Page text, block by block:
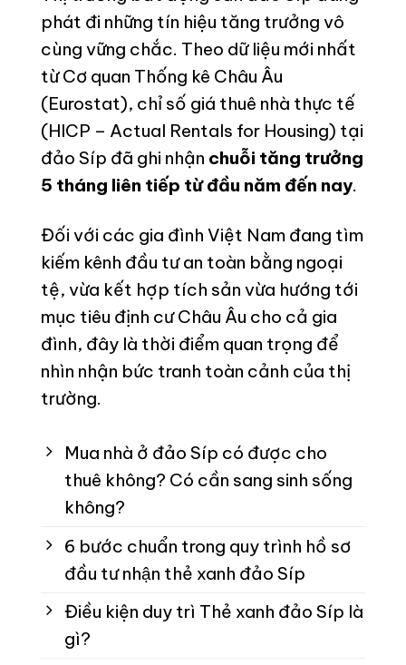
phát đi những tín hiệu tăng trưởng vô
cùng vững chắc. Theo dữ liệu mới nhất
từ Cơ quan Thống kê Châu Âu
(Eurostat), chỉ số giá thuê nhà thực tế
(HICP – Actual Rentals for Housing) tại
đảo Síp đã ghi nhận chuỗi tăng trưởng
5 tháng liên tiếp từ đầu năm đến nay.
Đối với các gia đình Việt Nam đang tìm
kiếm kênh đầu tư an toàn bằng ngoại
tệ, vừa kết hợp tích sản vừa hướng tới
mục tiêu định cư Châu Âu cho cả gia
đình, đây là thời điểm quan trọng để
nhìn nhận bức tranh toàn cảnh của thị
trường.
Mua nhà ở đảo Síp có được cho
thuê không? Có cần sang sinh sống
không?
6 bước chuẩn trong quy trình hồ sơ
đầu tư nhận thẻ xanh đảo Síp
Điều kiện duy trì Thẻ xanh đảo Síp là
gì?